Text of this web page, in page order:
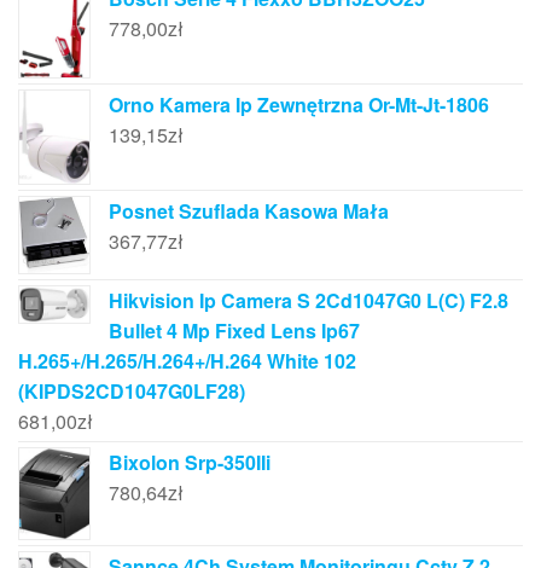
778,00zł
Orno Kamera Ip Zewnętrzna Or-Mt-Jt-1806
139,15zł
Posnet Szuflada Kasowa Mała
367,77zł
Hikvision Ip Camera S 2Cd1047G0 L(C) F2.8
Bullet 4 Mp Fixed Lens Ip67
H.265+/H.265/H.264+/H.264 White 102
(KIPDS2CD1047G0LF28)
681,00zł
Bixolon Srp-350IIi
780,64zł